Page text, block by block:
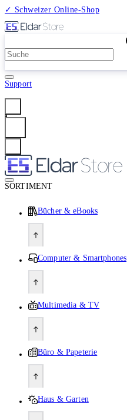
✓ Schweizer Online-Shop
Support
SORTIMENT
Bücher & eBooks
Computer & Smartphones
Multimedia & TV
Büro & Papeterie
Haus & Garten